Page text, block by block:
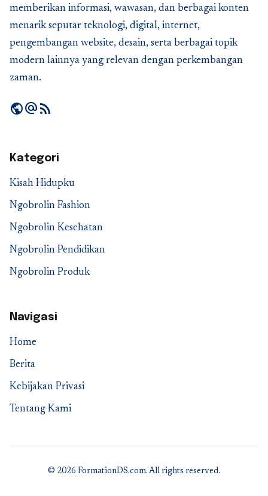
memberikan informasi, wawasan, dan berbagai konten
menarik seputar teknologi, digital, internet,
pengembangan website, desain, serta berbagai topik
modern lainnya yang relevan dengan perkembangan
zaman.
publicalternate_emailrss_feed
Kategori
Kisah Hidupku
Ngobrolin Fashion
Ngobrolin Kesehatan
Ngobrolin Pendidikan
Ngobrolin Produk
Navigasi
Home
Berita
Kebijakan Privasi
Tentang Kami
© 2026 FormationDS.com. All rights reserved.